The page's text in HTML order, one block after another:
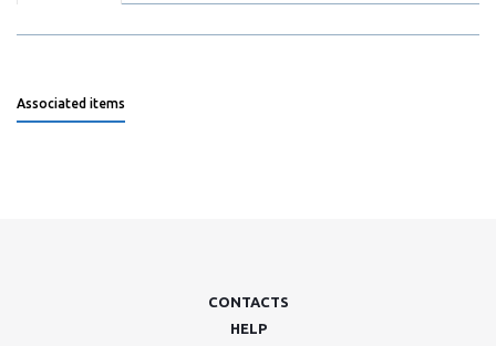
Associated items
CONTACTS
HELP